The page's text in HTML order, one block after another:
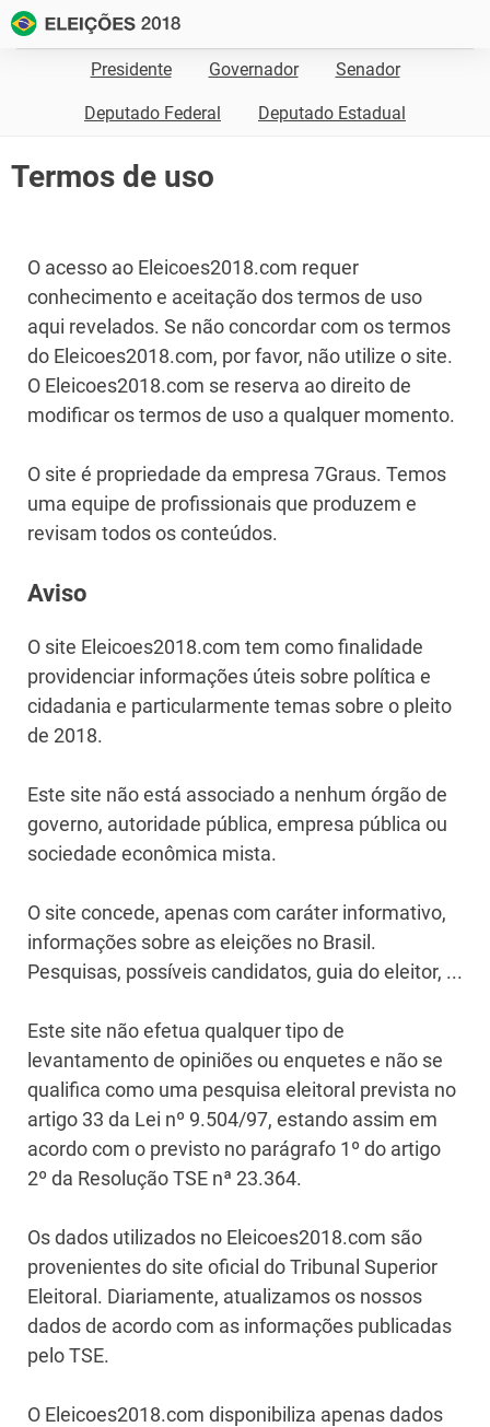
Presidente Governador Senador
Deputado Federal Deputado Estadual
Termos de uso
O acesso ao Eleicoes2018.com requer
conhecimento e aceitação dos termos de uso
aqui revelados. Se não concordar com os termos
do Eleicoes2018.com, por favor, não utilize o site.
O Eleicoes2018.com se reserva ao direito de
modificar os termos de uso a qualquer momento.
O site é propriedade da empresa 7Graus. Temos
uma equipe de profissionais que produzem e
revisam todos os conteúdos.
Aviso
O site Eleicoes2018.com tem como finalidade
providenciar informações úteis sobre política e
cidadania e particularmente temas sobre o pleito
de 2018.
Este site não está associado a nenhum órgão de
governo, autoridade pública, empresa pública ou
sociedade econômica mista.
O site concede, apenas com caráter informativo,
informações sobre as eleições no Brasil.
Pesquisas, possíveis candidatos, guia do eleitor, ...
Este site não efetua qualquer tipo de
levantamento de opiniões ou enquetes e não se
qualifica como uma pesquisa eleitoral prevista no
artigo 33 da Lei nº 9.504/97, estando assim em
acordo com o previsto no parágrafo 1º do artigo
2º da Resolução TSE nª 23.364.
Os dados utilizados no Eleicoes2018.com são
provenientes do site oficial do Tribunal Superior
Eleitoral. Diariamente, atualizamos os nossos
dados de acordo com as informações publicadas
pelo TSE.
O Eleicoes2018.com disponibiliza apenas dados